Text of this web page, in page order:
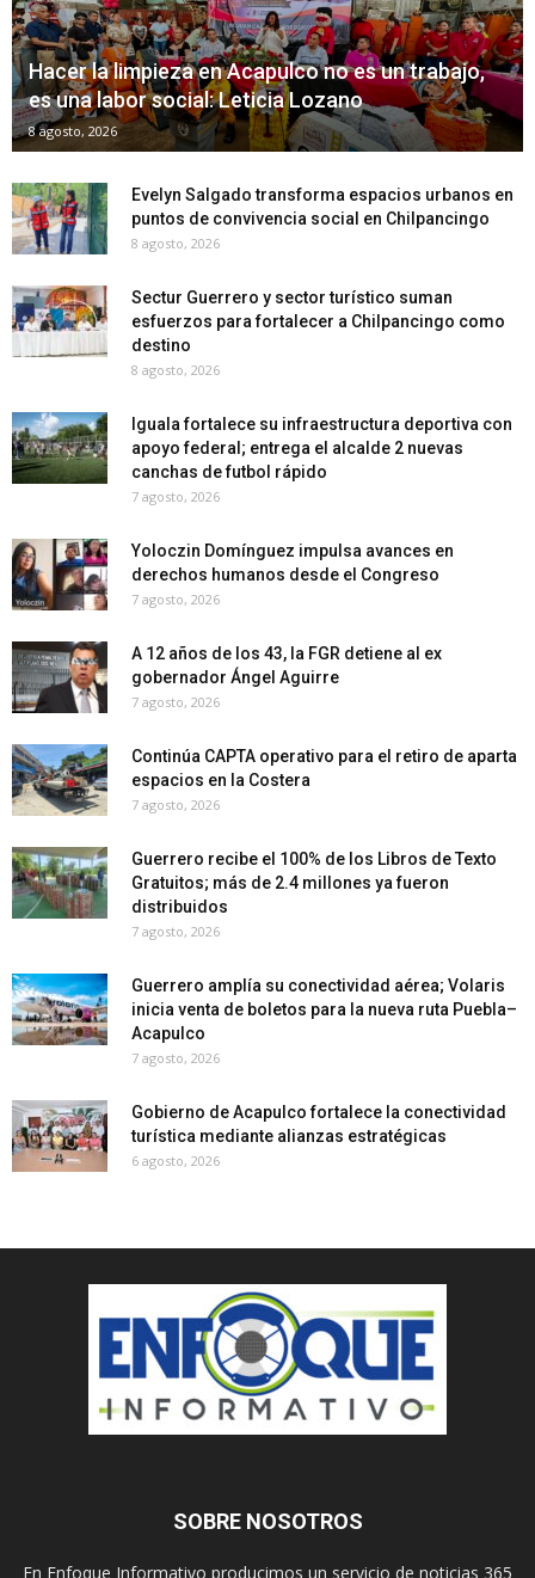
Hacer la limpieza en Acapulco no es un trabajo,
es una labor social: Leticia Lozano
8 agosto, 2026
Evelyn Salgado transforma espacios urbanos en
puntos de convivencia social en Chilpancingo
8 agosto, 2026
Sectur Guerrero y sector turístico suman
esfuerzos para fortalecer a Chilpancingo como
destino
8 agosto, 2026
Iguala fortalece su infraestructura deportiva con
apoyo federal; entrega el alcalde 2 nuevas
canchas de futbol rápido
7 agosto, 2026
Yoloczin Domínguez impulsa avances en
derechos humanos desde el Congreso
7 agosto, 2026
A 12 años de los 43, la FGR detiene al ex
gobernador Ángel Aguirre
7 agosto, 2026
Continúa CAPTA operativo para el retiro de aparta
espacios en la Costera
7 agosto, 2026
Guerrero recibe el 100% de los Libros de Texto
Gratuitos; más de 2.4 millones ya fueron
distribuidos
7 agosto, 2026
Guerrero amplía su conectividad aérea; Volaris
inicia venta de boletos para la nueva ruta Puebla–
Acapulco
7 agosto, 2026
Gobierno de Acapulco fortalece la conectividad
turística mediante alianzas estratégicas
6 agosto, 2026
SOBRE NOSOTROS
En Enfoque Informativo producimos un servicio de noticias 365